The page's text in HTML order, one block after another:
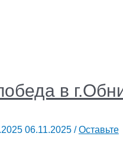
в
06.11.2025/Оставьте